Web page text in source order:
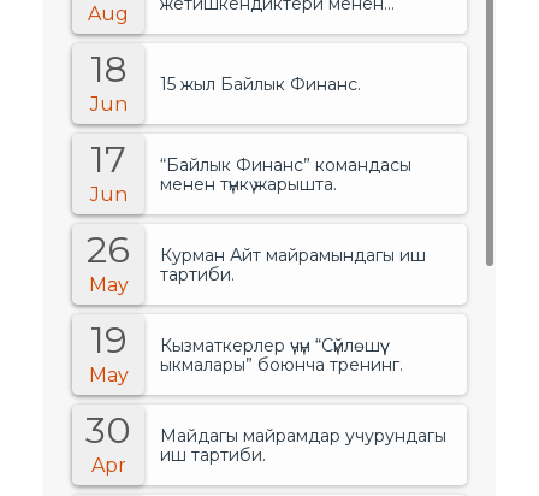
Aug
18
Jun
15 жыл Байлык Финанс.
17
Jun
“Байлык Финанс” командасы
менен түнкү жарышта.
26
May
Курман Айт майрамындагы иш
тартиби.
19
May
Кызматкерлер үчүн “Сүйлөшүү
ыкмалары” боюнча тренинг.
30
Apr
Майдагы майрамдар учурундагы
иш тартиби.